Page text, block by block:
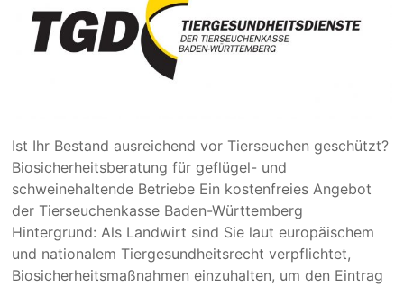
Ist Ihr Bestand ausreichend vor Tierseuchen geschützt?
Biosicherheitsberatung für geflügel- und
schweinehaltende Betriebe Ein kostenfreies Angebot
der Tierseuchenkasse Baden-Württemberg
Hintergrund: Als Landwirt sind Sie laut europäischem
und nationalem Tiergesundheitsrecht verpflichtet,
Biosicherheitsmaßnahmen einzuhalten, um den Eintrag